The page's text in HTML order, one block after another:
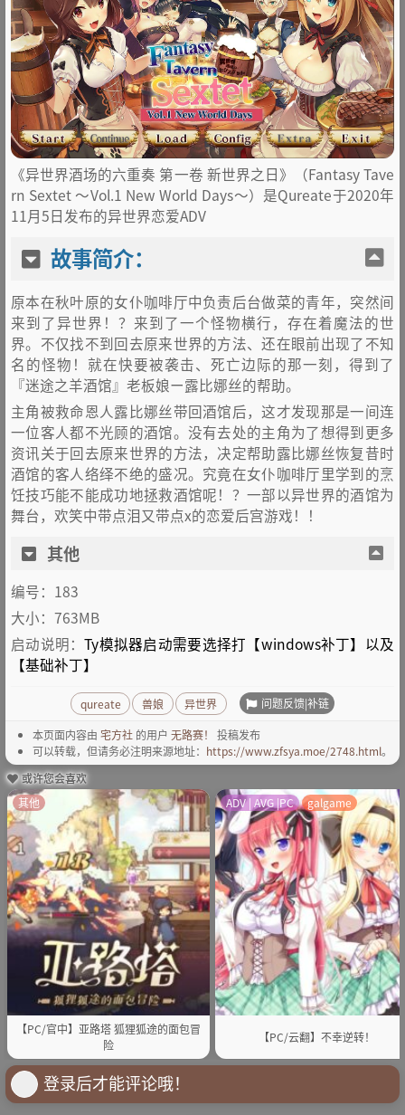
《异世界酒场的六重奏 第一卷 新世界之日》（Fantasy Tave
rn Sextet ～Vol.1 New World Days～）是Qureate于2020年
11月5日发布的异世界恋爱ADV
故事简介：
原本在秋叶原的女仆咖啡厅中负责后台做菜的青年，突然间
来到了异世界！？来到了一个怪物横行，存在着魔法的世
界。不仅找不到回去原来世界的方法、还在眼前出现了不知
名的怪物！就在快要被袭击、死亡边际的那一刻，得到了
『迷途之羊酒馆』老板娘ー露比娜丝的帮助。
主角被救命恩人露比娜丝带回酒馆后，这才发现那是一间连
一位客人都不光顾的酒馆。没有去处的主角为了想得到更多
资讯关于回去原来世界的方法，决定帮助露比娜丝恢复昔时
酒馆的客人络绎不绝的盛况。究竟在女仆咖啡厅里学到的烹
饪技巧能不能成功地拯救酒馆呢！？一部以异世界的酒馆为
舞台，欢笑中带点泪又带点x的恋爱后宫游戏！！
其他
编号：183
大小：763MB
启动说明：Ty模拟器启动需要选择打【windows补丁】以及
【基础补丁】
qureate 兽娘 异世界 问题反馈|补链
本页面内容由 宅方社 的用户 无路赛！
投稿发布
可以转载，但请务必注明来源地址： https://www.zfsya.moe/2748.html。
或许您会喜欢
【PC/官中】亚路塔 狐狸狐途的面包冒
险
其他
【PC/云翻】不幸逆转！
ADV | AVG |PC galgame
登录后才能评论哦！